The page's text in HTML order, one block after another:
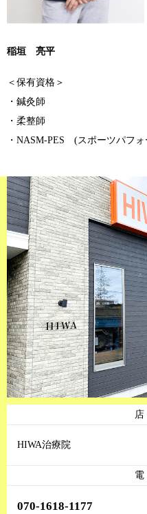
稲垣 亮平
＜保有資格＞
・鍼灸師
・柔整師
・NASM-PES (スポーツパフ
HIWA治療院
070-1618-1177